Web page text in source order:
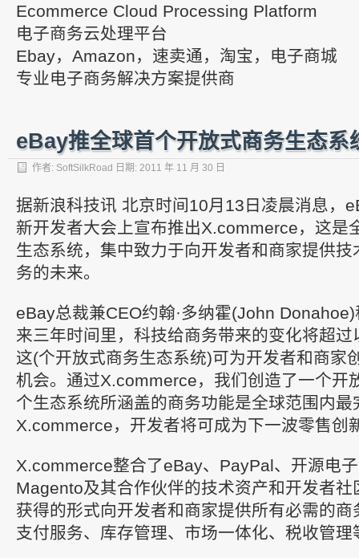
Ecommerce Cloud Processing Platform
电子商务云处理平台
Ebay，Amazon，速卖通，淘宝，电子商城
专业电子商务解决方案提供商
eBay推全球首个开放式商务生态
作者: SoftSilkRoad 日期: 2011 年 11 月 30 日
据新浪科技讯 北京时间10月13日凌晨消息，
新开发者大会上宣布推出X.commerce，这是
生态系统，集中致力于向开发者和商家提供
务的未来。
eBay总裁兼CEO约翰·多纳霍(John
来三年时间里，科技给商务带来的变化将超
这(个开放式商务生态系统)可为开发者和商家
机会。通过X.commerce，我们创造了一个开
个生态系统所涵盖的商务功能是全球范围内最
X.commerce，开发者将可成为下一波零售创
X.commerce整合了eBay、PayPal、开源电
Magento及其合作伙伴的技术资产和开发者社
获得的形式向开发者和商家提供所有必需的
支付服务、库存管理、市场一体化、税收管理